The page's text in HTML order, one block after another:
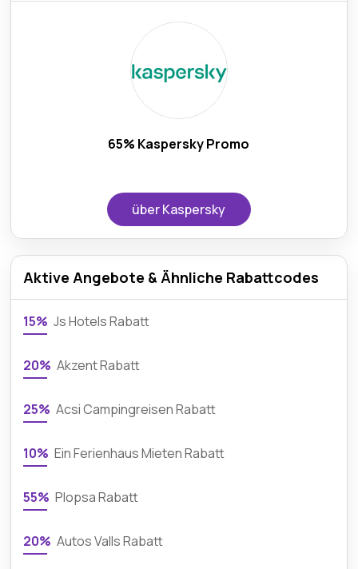
65% Kaspersky Promo
über Kaspersky
Aktive Angebote & Ähnliche Rabattcodes
15% Js Hotels Rabatt
20% Akzent Rabatt
25% Acsi Campingreisen Rabatt
10% Ein Ferienhaus Mieten Rabatt
55% Plopsa Rabatt
20% Autos Valls Rabatt